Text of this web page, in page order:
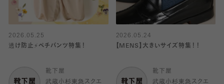
2026.05.25
透け防止⚡️ペチパンツ特集！
靴下屋
武蔵小杉東急スクエ
2026.05.24
【MENS】大きいサイズ特集！！
靴下屋
武蔵小杉東急スクエ